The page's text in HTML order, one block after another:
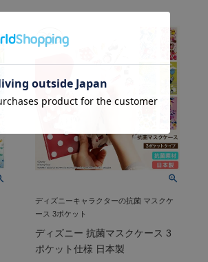
ディズニーキャラクターの抗菌 マスクケ
ース 3ポケット
ディズニー 抗菌マスクケース 3
ポケット仕様 日本製